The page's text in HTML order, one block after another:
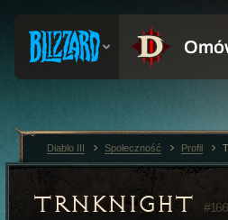
TRNKNIGHT
Diablo III Społeczność Profil